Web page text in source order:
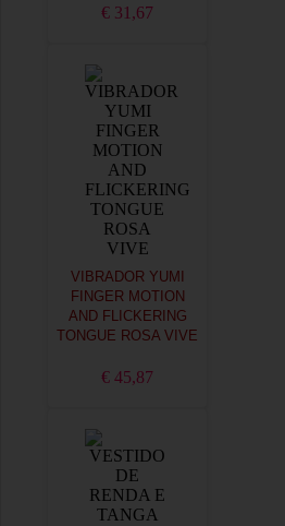
€ 31,67
VIBRADOR YUMI
FINGER MOTION
AND FLICKERING
TONGUE ROSA VIVE
€ 45,87